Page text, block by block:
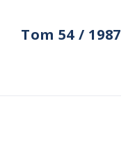
Tom 54 / 1987